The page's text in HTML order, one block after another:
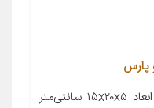
معرفی محصول جزئیات محصول ابعاد ۱۵x۲۰x۵ سانتی‌متر